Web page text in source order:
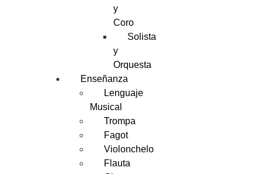
y
Coro
Solista
y
Orquesta
Enseñanza
Lenguaje
Musical
Trompa
Fagot
Violonchelo
Flauta